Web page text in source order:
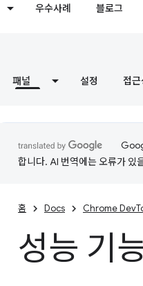
우수사례 블로그
패널 설정 접근
합니다. AI 번역에는 오류가 있
홈 Docs Chrome
성능 기